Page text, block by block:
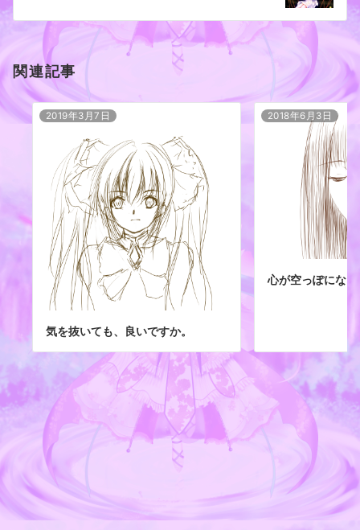
ン
関連記事
2019年3月7日
気を抜いても、良いですか。
2018年6月3日
心が空っぽになる